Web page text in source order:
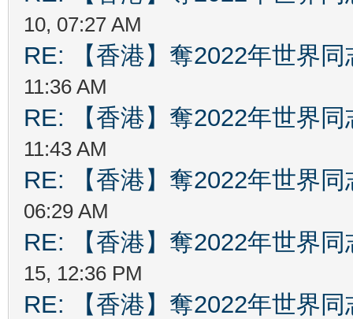
10, 07:27 AM
RE: 【香港】奪2022年世界
11:36 AM
RE: 【香港】奪2022年世界
11:43 AM
RE: 【香港】奪2022年世界
06:29 AM
RE: 【香港】奪2022年世界
15, 12:36 PM
RE: 【香港】奪2022年世界